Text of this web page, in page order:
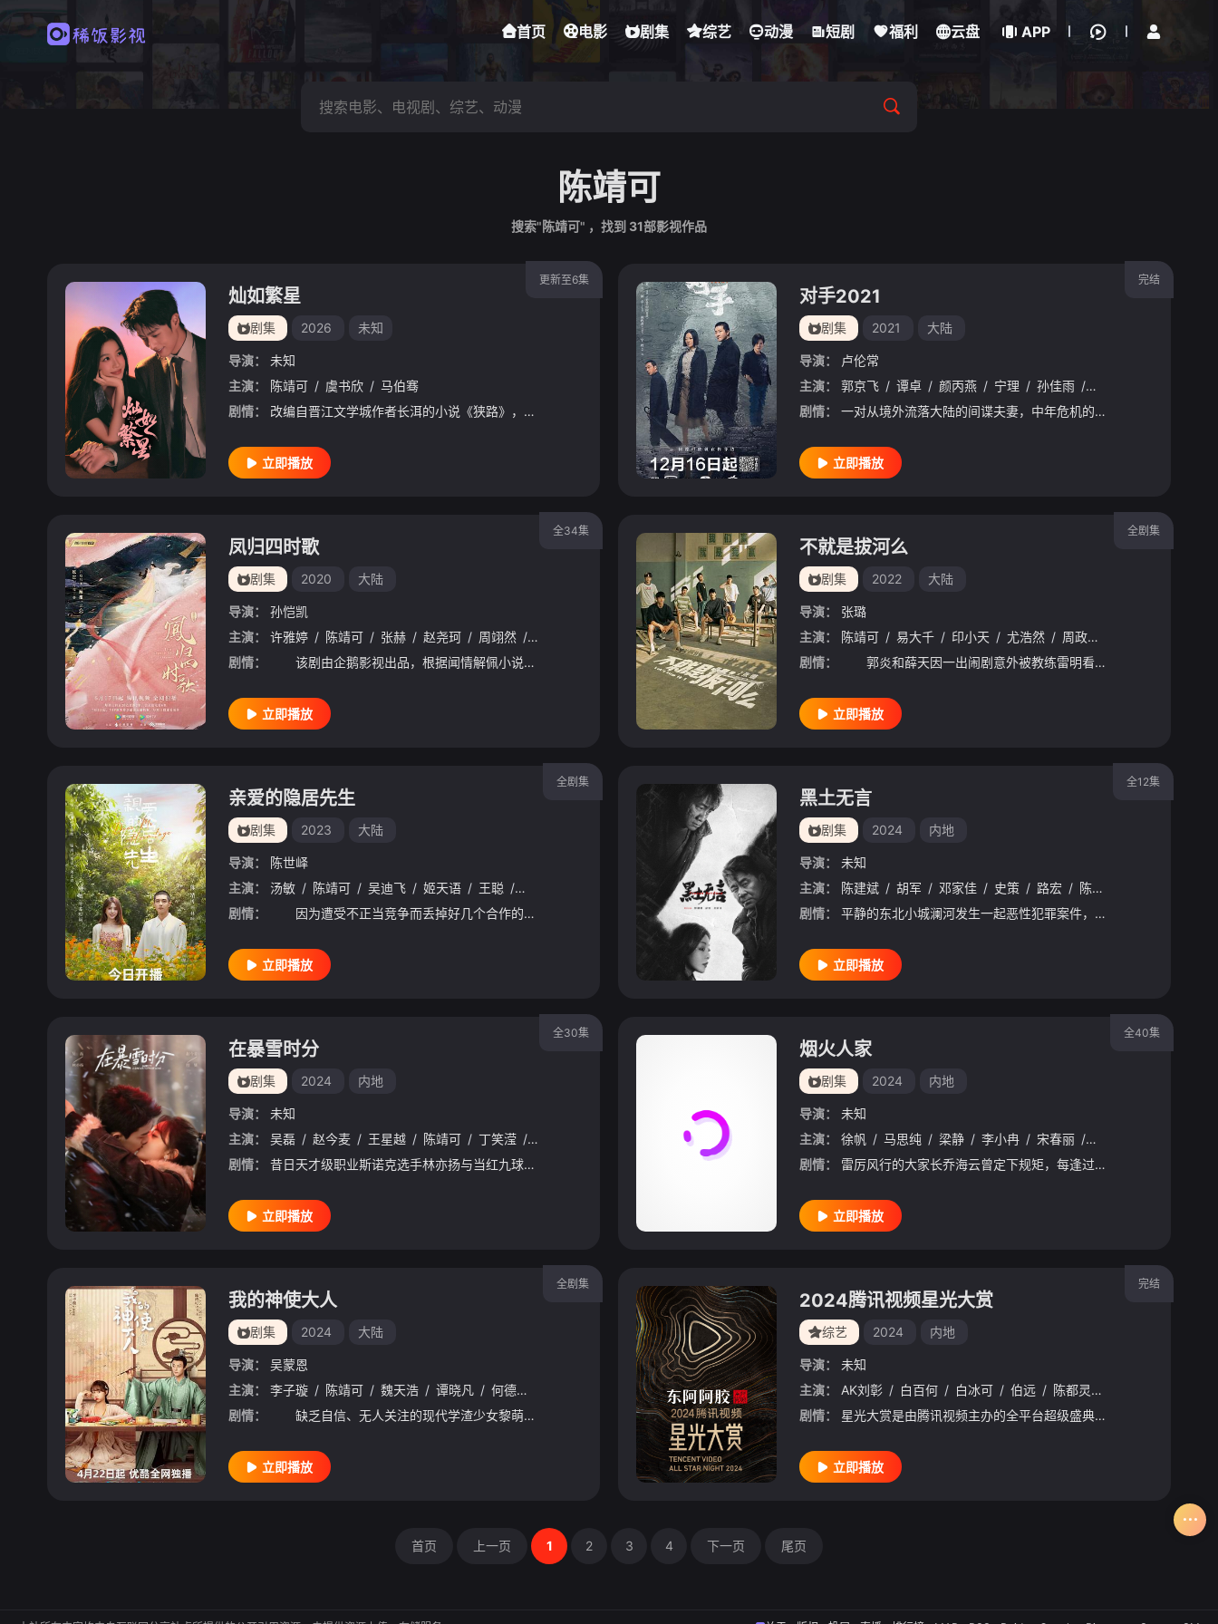
首页 电影 剧集 综艺 动漫 短剧 福利 云盘 APP
陈靖可
搜索"陈靖可" ，找到 31部影视作品
更新至6集
灿如繁星
剧集 2026 未知
导演：
未知
主演：
陈靖可 / 虞书欣 / 马伯骞
剧情：
改编自晋江文学城作者长洱的小说《狭路》，讲述了心理学博士林晚星遭遇变故后回到家乡宏景任教，邂逅顶级教练王法，并带领一群垫底差生逆袭追梦，热血救赎的故事。林晚星用“自由式”教育，培养少年们的独立人格，帮
立即播放
完结
对手2021
剧集 2021 大陆
导演：
卢伦常
主演：
郭京飞 / 谭卓 / 颜丙燕 / 宁理 / 孙佳雨 / 王天辰
剧情：
一对从境外流落大陆的间谍夫妻，中年危机的日子过得一地鸡毛。面前有国家安全局专案女组长带队紧密追查，背后有残忍的上线步步紧逼，这对在夹缝中挣扎抉择的迷途夫妻，究竟该何去何从？
立即播放
全34集
凤归四时歌
剧集 2020 大陆
导演：
孙恺凯
主演：
许雅婷 / 陈靖可 / 张赫 / 赵尧珂 / 周翊然 / 廖慧佳 / 关畅 / 李颖
剧情：
该剧由企鹅影视出品，根据闻情解佩小说《妃上不可》改编，讲述了一个勇敢善良的将门千金和腹背受敌的年轻皇帝之间从一开始冤家相斗到相知相爱、困难中相守，并一起为国为民发奋图强、励精图治的甜美爱情故事。
立即播放
全剧集
不就是拔河么
剧集 2022 大陆
导演：
张璐
主演：
陈靖可 / 易大千 / 印小天 / 尤浩然 / 周政杰
剧情：
郭炎和薛天因一出闹剧意外被教练雷明看中，被“忽悠”加入明承大神秘社团—拔河队，和其他六个毫无运动基础的队员从一盘散沙到聚沙成塔，勇猛冲刺全国赛，开启一场青春的逆袭之路。
立即播放
全剧集
亲爱的隐居先生
剧集 2023 大陆
导演：
陈世峄
主演：
汤敏 / 陈靖可 / 吴迪飞 / 姬天语 / 王聪 / 王思洁
剧情：
因为遭受不正当竞争而丢掉好几个合作的美食自媒体博主苏时雨（汤敏饰），意外邂逅了放弃优渥生活隐居在山上种茶的富二代林味（陈靖可饰）。在事业走投无路的情况下，苏时雨不得不接受林爸的“特别委托”——让不
立即播放
全12集
黑土无言
剧集 2024 内地
导演：
未知
主演：
陈建斌 / 胡军 / 邓家佳 / 史策 / 路宏 / 陈靖可
剧情：
平静的东北小城澜河发生一起恶性犯罪案件，三条人命骤然离世，死因却各不相同。澜河刑警队大队长关宇迅速展开调查，嫌疑人一一现身，有刚出狱两个月的服刑人员杨四，与两名死者深陷情感漩涡的杨四继子杨雪松，严红桥的前妻王萍，甚至还有已在档案上死亡多年的神秘男人......
立即播放
全30集
在暴雪时分
剧集 2024 内地
导演：
未知
主演：
吴磊 / 赵今麦 / 王星越 / 陈靖可 / 丁笑滢 / 董子凡 / 姜宏波 / 王玥晞 / 代斯 / 王佳璇
剧情：
昔日天才级职业斯诺克选手林亦扬与当红九球选手殷果相遇在一场十年难得一遇的暴雪之夜。在殷果表弟的助攻之下，两人慢慢熟识，殷果也了解到林亦扬的往事。原来林亦扬曾经也是轰动一时的斯诺克天才，在一次比赛中因对裁判判罚有异议，争取时无意冲撞裁判而被禁赛，少年气盛的他不服判决，竟直接宣布退役，从此离开了自己引以为傲的斯诺克事业。殷果的出现，让林亦扬的人生轨迹再次转变，林亦扬不仅开始努力地追求殷果，还在殷果的带动下重拾最初的梦想，返回斯诺克赛场。最终二人共攀事业高峰，一同为职业台球事业贡献力量，并携手教练与队友，共推全
立即播放
全40集
烟火人家
剧集 2024 内地
导演：
未知
主演：
徐帆 / 马思纯 / 梁静 / 李小冉 / 宋春丽 / 李诚儒
剧情：
雷厉风行的大家长乔海云曾定下规矩，每逢过年所有人必须回家过，一直以来从未有人坏过规矩，直到最老实的第三代李衣锦突然打破传统去了男友家过年，引发家族矛盾。乔海云育有三女，老大孟明玮非亲生，因跛脚自卑所以望女成凤，和女儿李衣锦关系十分紧张，但最终她们体谅了对方的苦衷，终于明白保持适当的距离才是维系母女关系的良方；老二孟菀青与学霸女儿陶姝娜堪称完美母女，但无话不说的二人却无意中发现了彼此的秘密，重新认识彼此的过程也是重新认识自己，二人最终明白完美的母女关系不是遮掩缺点而是彼此支撑；老三孟以安最像乔海云，强势又独
立即播放
全剧集
我的神使大人
剧集 2024 大陆
导演：
吴蒙恩
主演：
李子璇 / 陈靖可 / 魏天浩 / 谭晓凡 / 何德瑞
剧情：
缺乏自信、无人关注的现代学渣少女黎萌萌（李子璇饰），一脚踏空误入陌生时空——祁国，变成一名神使，现代成绩吊车尾的她在祁国成功逆袭，成为年轻的腹黑皇帝祁炎（陈靖可饰）的导师，两人默契搭档，合力搞事业
立即播放
完结
2024腾讯视频星光大赏
综艺 2024 内地
导演：
未知
主演：
AK刘彰 / 白百何 / 白冰可 / 伯远 / 陈都灵 /
剧情：
星光大赏是由腾讯视频主办的全平台超级盛典。近百位明星参与，并被授予年度荣誉。2024腾讯视频星光大赏将于中国澳门的威尼斯人金光综艺馆举办，星光红毯见证闪耀时刻，星光大赏为荣誉加冕，群星璀璨，年度狂欢！
立即播放
首页 上一页 1 2 3 4 下一页 尾页